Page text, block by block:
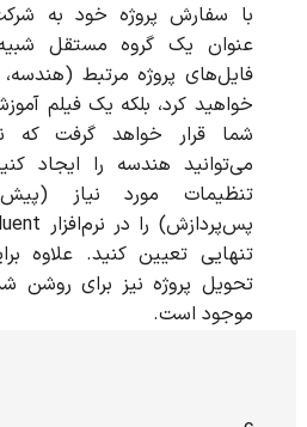
با سفارش پروژه خود به
فایل‌های پروژه مرتبط
خواهید کرد، بلکه یک فیلم
شما قرار خواهد گرفت که
می‌توانید هندسه را ایجاد
تنظیمات مورد نیاز
تنهایی تعیین کنید. علاوه
تحویل پروژه نیز برای روشن
موجود است.